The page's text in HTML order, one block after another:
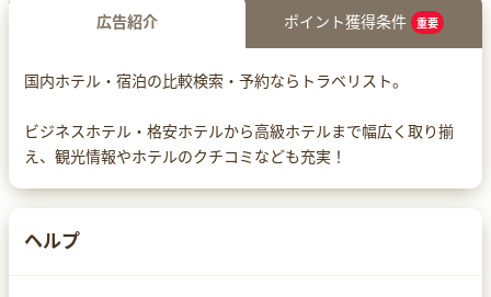
広告紹介 ポイント獲得条件 重要
国内ホテル・宿泊の比較検索・予約ならトラベリスト。
ビジネスホテル・格安ホテルから高級ホテルまで幅広く取り揃
え、観光情報やホテルのクチコミなども充実！
ヘルプ